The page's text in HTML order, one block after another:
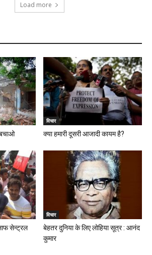
Load more
बचाओ
विचार
क्या हमारी दूसरी आजादी कायम है?
सेन्ट्रल
विचार
बेहतर दुनिया के लिए लोहिया सूत्र : आनंद
कुमार